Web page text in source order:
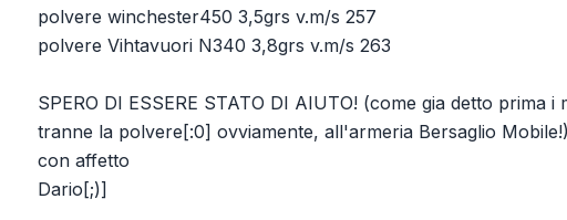
polvere winchester450 3,5grs v.m/s 257
polvere Vihtavuori N340 3,8grs v.m/s 263
SPERO DI ESSERE STATO DI AIUTO! (come gia detto
tranne la polvere[:0] ovviamente, all'armeria Bersaglio Mobile!)
con affetto
Dario[;)]